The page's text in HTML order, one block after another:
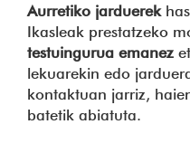
Aurretiko jarduerek
Ikasleak prestatzeko
testuingurua emanez
lekuarekin edo
kontaktuan jarriz,
batetik abiatuta.